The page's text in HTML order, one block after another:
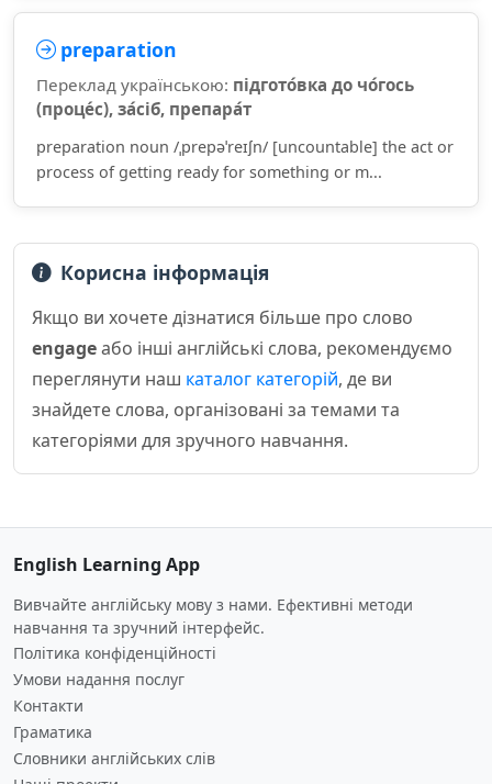
preparation
Переклад українською: підгото́вка до чо́гось
(проце́с), за́сіб, препара́т
preparation noun /ˌprepəˈreɪʃn/ [uncountable] the act or
process of getting ready for something or m...
Корисна інформація
Якщо ви хочете дізнатися більше про слово
engageабо інші англійські слова, рекомендуємо
переглянути наш каталог категорій, де ви
знайдете слова, організовані за темами та
категоріями для зручного навчання.
English Learning App
Вивчайте англійську мову з нами. Ефективні методи
навчання та зручний інтерфейс.
Політика конфіденційності
Умови надання послуг
Контакти
Граматика
Словники англійських слів